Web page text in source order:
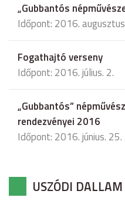
„Gubbantós
Időpont: 2016.
Fogathajtó verseny
Időpont: 2016. július. 2.
„Gubbantós”
rendezvényei 2016
Időpont: 2016. június. 25.
USZÓDI DALLAM